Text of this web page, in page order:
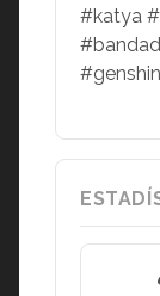
#katya